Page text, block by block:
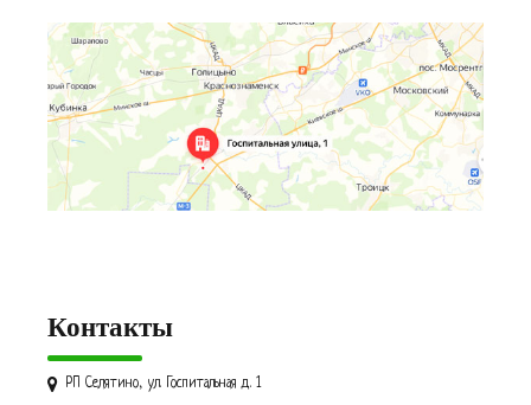
Контакты
РП Селятино, ул. Госпитальная д. 1